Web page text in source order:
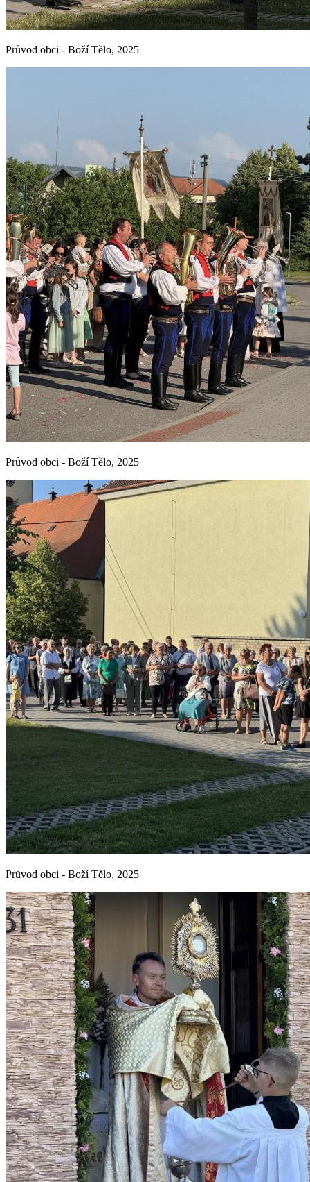
Průvod obci - Boží Tělo, 2025
Průvod obci - Boží Tělo, 2025
Průvod obci - Boží Tělo, 2025